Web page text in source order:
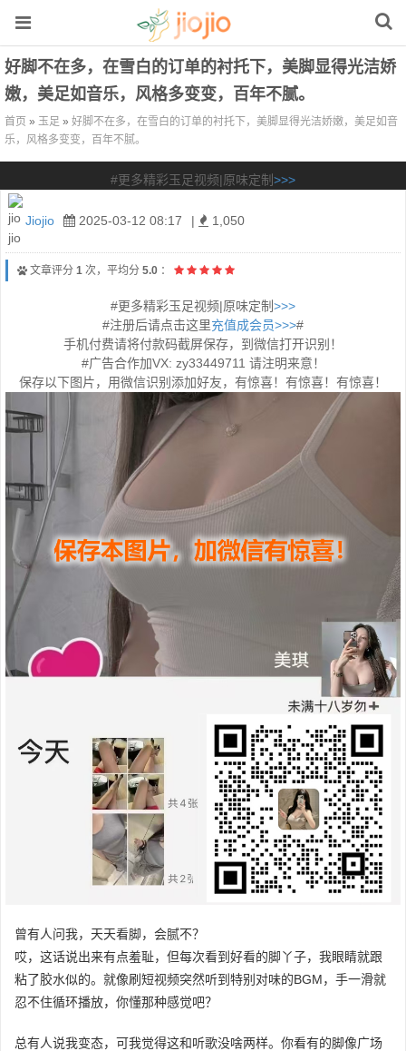
好脚不在多，在雪白的订单的衬托下，美脚显得光洁娇
嫩，美足如音乐，风格多变变，百年不腻。
首页 » 玉足 » 好脚不在多，在雪白的订单的衬托下，美脚显得光洁娇嫩，美足如音
乐，风格多变变，百年不腻。
#更多精彩玉足视频|原味定制>>>
Jiojio 2025-03-12 08:17 | 1,050
文章评分 1 次，平均分 5.0 ：
#更多精彩玉足视频|原味定制>>>
#注册后请点击这里充值成会员>>>#
手机付费请将付款码截屏保存，到微信打开识别！
#广告合作加VX: zy33449711 请注明来意！
保存以下图片，用微信识别添加好友，有惊喜！有惊喜！有惊喜！
曾有人问我，天天看脚，会腻不？
哎，这话说出来有点羞耻，但每次看到好看的脚丫子，我眼睛就跟
粘了胶水似的。就像刷短视频突然听到特别对味的BGM，手一滑就
忍不住循环播放，你懂那种感觉吧？
总有人说我变态，可我觉得这和听歌没啥两样。你看有的脚像广场